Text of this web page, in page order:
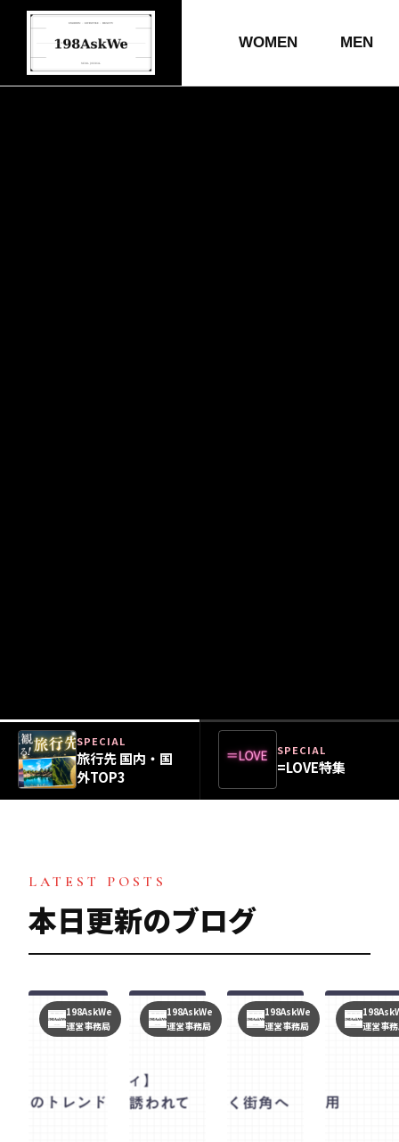
WOMEN MEN
SPECIAL
旅行先 国内・国
外TOP3
SPECIAL
=LOVE特集
LATEST POSTS
本日更新のブログ
198AskWe
運営事務局
198AskWe
運営事務局
198AskWe
運営事務局
運営事